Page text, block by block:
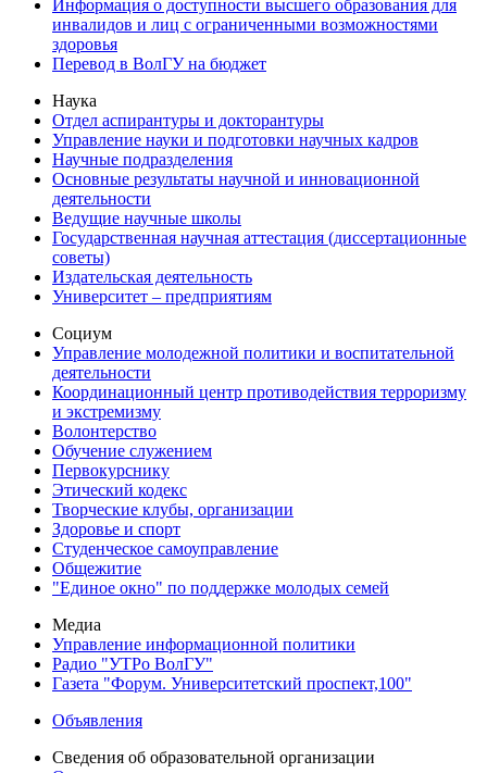
Информация о доступности высшего образования для
инвалидов и лиц с ограниченными возможностями
здоровья
Перевод в ВолГУ на бюджет
Наука
Отдел аспирантуры и докторантуры
Управление науки и подготовки научных кадров
Научные подразделения
Основные результаты научной и инновационной
деятельности
Ведущие научные школы
Государственная научная аттестация (диссертационные
советы)
Издательская деятельность
Университет – предприятиям
Социум
Управление молодежной политики и воспитательной
деятельности
Координационный центр противодействия терроризму
и экстремизму
Волонтерство
Обучение служением
Первокурснику
Этический кодекс
Творческие клубы, организации
Здоровье и спорт
Студенческое самоуправление
Общежитие
"Единое окно" по поддержке молодых семей
Медиа
Управление информационной политики
Радио "УТРо ВолГУ"
Газета "Форум. Университетский проспект,100"
Объявления
Сведения об образовательной организации